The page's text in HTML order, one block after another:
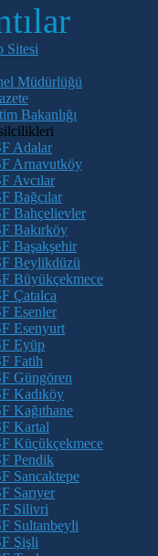
Sitesi
Müdürlüğü
Bakanlığı
Adalar
Arnavutköy
Avcılar
Bağcılar
Bahçelievler
Bakırköy
Başakşehir
Beylikdüzü
Büyükçekmece
Çatalca
Esenler
Esenyurt
Eyüp
Fatih
Güngören
Kadıköy
Kağıthane
Kartal
Küçükçekmece
Pendik
Sancaktepe
Sarıyer
Silivri
Sultanbeyli
Şişli